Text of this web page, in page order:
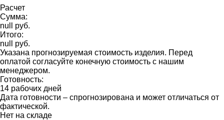
Расчет
Сумма:
null руб.
Итого:
null руб.
Указана прогнозируемая стоимость изделия. Перед
оплатой согласуйте конечную стоимость с нашим
менеджером.
Готовность:
14 рабочих дней
Дата готовности – спрогнозирована и может отличаться от
фактической.
Нет на складе